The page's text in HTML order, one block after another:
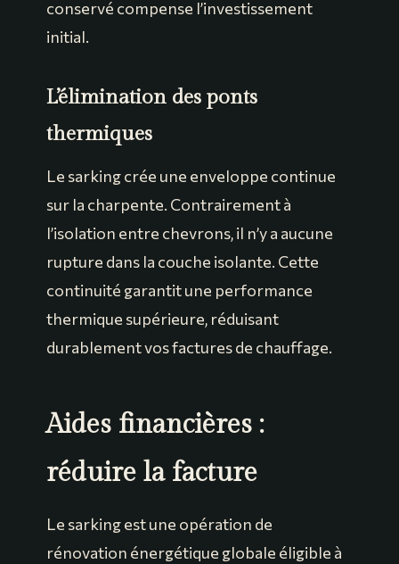
conservé compense l’investissement
initial.
L’élimination des ponts
thermiques
Le sarking crée une enveloppe continue
sur la charpente. Contrairement à
l’isolation entre chevrons, il n’y a aucune
rupture dans la couche isolante. Cette
continuité garantit une performance
thermique supérieure, réduisant
durablement vos factures de chauffage.
Aides financières :
réduire la facture
Le sarking est une opération de
rénovation énergétique globale éligible à